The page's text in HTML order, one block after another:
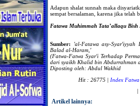
Adapun shalat sunnah maka
sempat bersalaman, karena jika telah
Fatawa Muhimmah Tata’allaqu
Sumber:
'al-Fatawa asy-
Balad al-Haram,'
(Fatwa-Fatwa Syar'i Terhadap
dari syaikh Khalid bin Abdurrahman
Diposting oleh: Abdul Wakhid
Hit : 26775 | Index Fatwa
Artikel lainnya: